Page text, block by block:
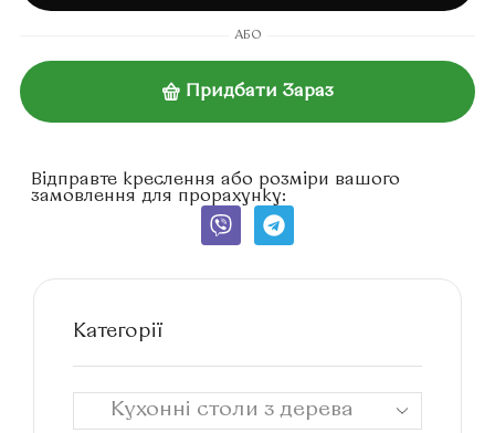
АБО
Придбати Зараз
Відправте креслення або розміри вашого
замовлення для прорахунку:
Категорії